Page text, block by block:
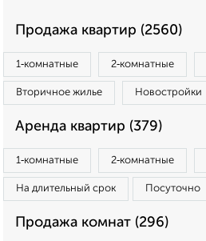
Продажа квартир (2560)
1‑комнатные 2‑комнатные
Вторичное жилье Новостройки
Аренда квартир (379)
1‑комнатные 2‑комнатные
На длительный срок Посуточно
Продажа комнат (296)